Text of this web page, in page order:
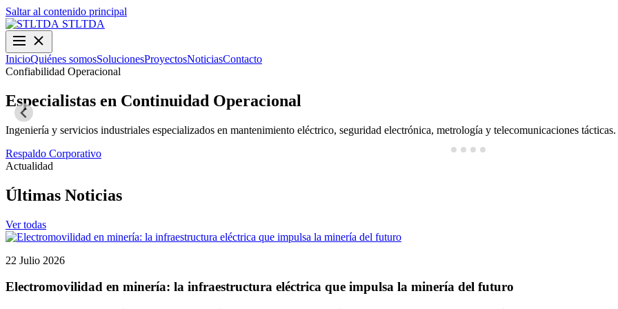
Saltar al contenido principal
STLTDA
InicioQuiénes somosSolucionesProyectosNoticiasContacto
Confiabilidad Operacional
Especialistas en Continuidad Operacional
Ingeniería y servicios industriales especializados en mantenimiento eléctrico, seguridad electrónica, metrología y telecomunicaciones tácticas.
Respaldo Corporativo
Actualidad
Últimas Noticias
Ver todas
22 Julio 2026
Electromovilidad en minería: la infraestructura eléctrica que impulsa la minería del futuro